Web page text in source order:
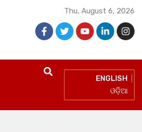
Thu, August 6, 2026
ENGLISH
ଓଡ଼ିଆ